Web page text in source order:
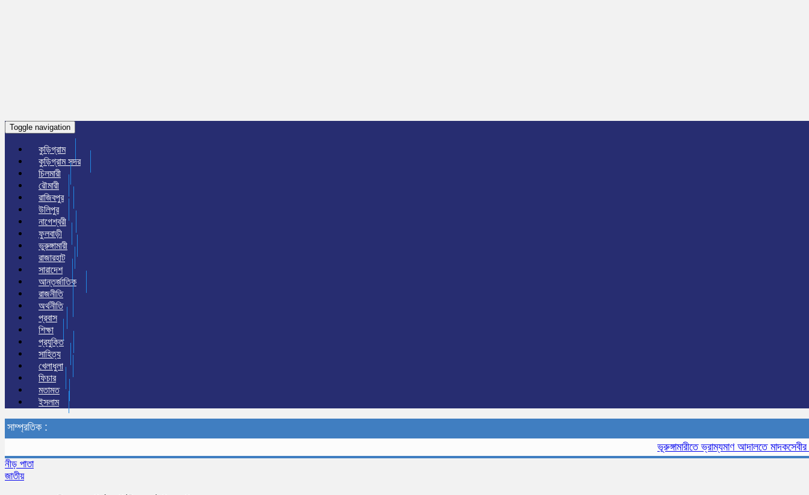
Toggle navigation
কুড়িগ্রাম
কুড়িগ্রাম সদর
চিলমারী
রৌমারী
রাজিবপুর
উলিপুর
নাগেশ্বরী
ফুলবাড়ী
ভুরুঙ্গামারী
রাজারহাট
সারাদেশ
আন্তর্জাতিক
রাজনীতি
অর্থনীতি
প্রবাস
শিক্ষা
প্রযুক্তি
সাহিত্য
খেলাধুলা
ফিচার
মতামত
ইসলাম
সাম্প্রতিক :
ভূরুঙ্গামারীতে ভ্রাম্যমাণ আদালতে মাদকসেবীর এক
নীড় পাতা
জাতীয়